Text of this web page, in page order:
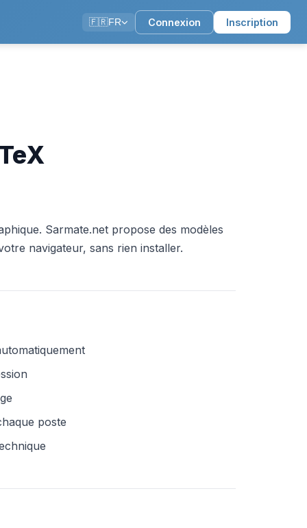
🇫🇷FR Connexion Inscription
Sarmate.net propose des modèles
navigateur, sans rien installer.
poste